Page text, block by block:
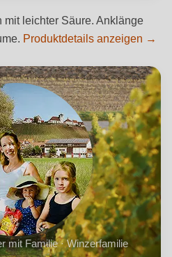
mit leichter Säure. Anklänge
Produktdetails anzeigen →
mit Familie · Winzerfamilie